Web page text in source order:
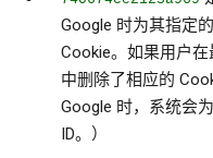
Google 时为其指定
Cookie。如果用户
中删除了相应的
Google 时，系统会
ID。）